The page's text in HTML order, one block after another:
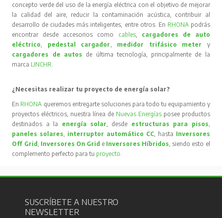
concepto verde del uso de la energía eléctrica con el objetivo de mejorar
la calidad del aire, reducir la contaminación acústica, contribuir al
desarrollo de ciudades más inteligentes, entre otros. En RHONA podrás
encontrar desde accesorios como cables, cargadores de auto
eléctrico
pedestal cargador medidor trifásico meter
y
cargadores de autos de última tecnología, principalmente de la
marca LINCHR
¿Necesitas realizar tu proyecto de energía solar?
En RHONA queremos entregarte soluciones para todo tu equipamiento y
proyectos eléctricos, nuestra línea de Nuevas Energíasposee productos
destinados a la energía solar , desde estructuras para pisos
paneles solares
interruptor automático CC, hasta Inversores
Off Grid Inversores On Grid e Inversores Híbridos , siendo esto el
complemento perfecto para tu proyecto
SUSCRÍBETE A NUESTRO
NEWSLETTER